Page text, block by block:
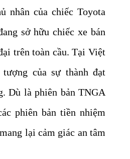
nhân của chiếc Toyota
sở hữu chiếc xe bán
trên toàn cầu. Tại Việt
của sự thành đạt
Dù là phiên bản TNGA
phiên bản tiền nhiệm
lại cảm giác an tâm